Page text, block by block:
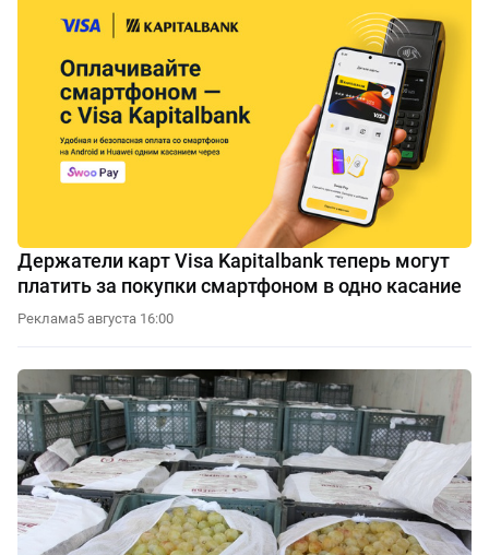
Держатели карт Visa Kapitalbank теперь могут
платить за покупки смартфоном в одно касание
Реклама5 августа 16:00